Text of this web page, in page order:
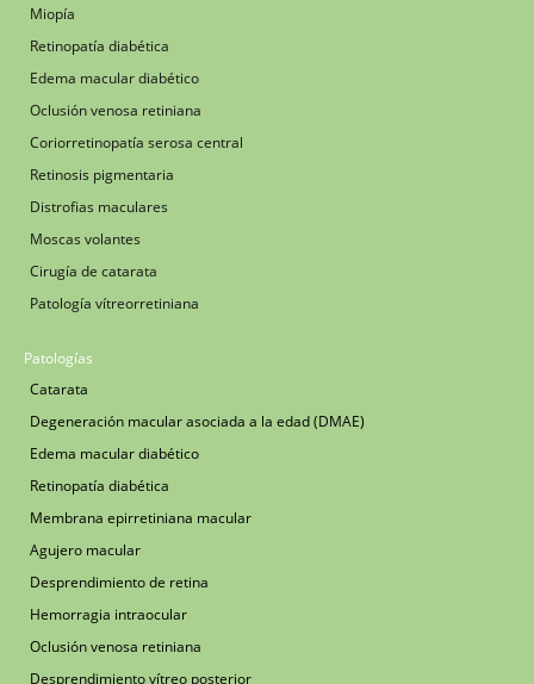
Miopía
Retinopatía diabética
Edema macular diabético
Oclusión venosa retiniana
Coriorretinopatía serosa central
Retinosis pigmentaria
Distrofias maculares
Moscas volantes
Cirugía de catarata
Patología vítreorretiniana
Patologías
Catarata
Degeneración macular asociada a la edad (DMAE)
Edema macular diabético
Retinopatía diabética
Membrana epirretiniana macular
Agujero macular
Desprendimiento de retina
Hemorragia intraocular
Oclusión venosa retiniana
Desprendimiento vítreo posterior